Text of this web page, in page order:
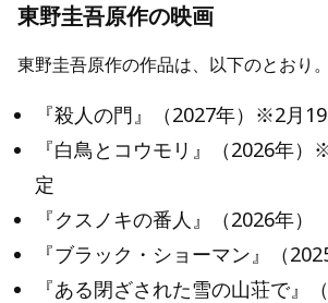
東野圭吾原作の映画
東野圭吾原作の作品は、以下のとおり。
『殺人の門』（2027年）※2月
『白鳥とコウモリ』（2026年
定
『クスノキの番人』（2026年）
『ブラック・ショーマン』（
『ある閉ざされた雪の山荘で』